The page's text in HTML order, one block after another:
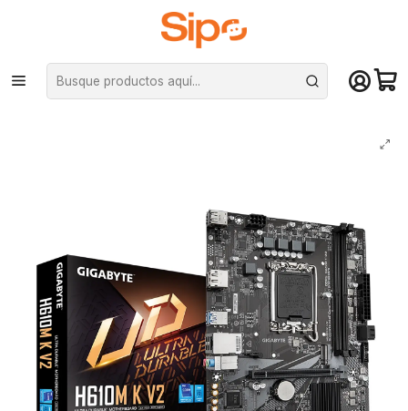
¡Compra hasta mediodía y recibe hoy! De lunes a sábado en el gran
Santiago. Envío gratis desde $29.990
Inicio Componentes PC Placas Madre Intel LGA 1700
Placa Madre Gigabyte H610M K V2, Intel H610, LGA 1700, DDR5